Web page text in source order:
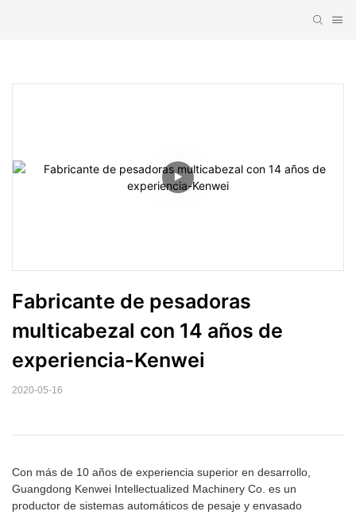
Fabricante de pesadoras
multicabezal con 14 años de
experiencia-Kenwei
2020-05-16
Con más de 10 años de experiencia superior en desarrollo,
Guangdong Kenwei Intellectualized Machinery Co. es un
productor de sistemas automáticos de pesaje y envasado